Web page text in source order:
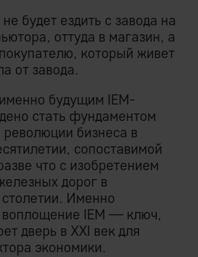
будет ездить с завода на
оттуда в магазин, а
который живет
от завода.
будущим IEM-
стать фундаментом
бизнеса в
сопоставимой
что с изобретением
дорог в
Именно
воплощение IEM — ключ,
дверь в XXI век для
экономики.